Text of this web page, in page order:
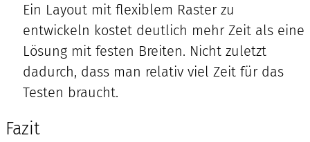
Ein Layout mit flexiblem Raster zu
entwickeln kostet deutlich mehr Zeit als eine
Lösung mit festen Breiten. Nicht zuletzt
dadurch, dass man relativ viel Zeit für das
Testen braucht.
Fazit